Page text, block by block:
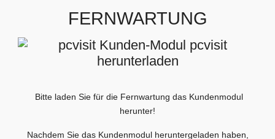
FERNWARTUNG
Bitte laden Sie für die Fernwartung das Kundenmodul
herunter!
Nachdem Sie das Kundenmodul heruntergeladen haben,